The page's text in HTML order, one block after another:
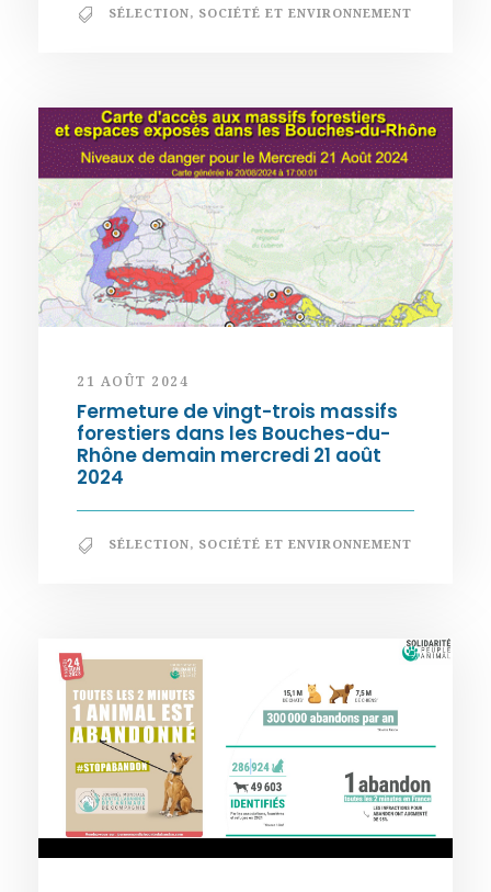
SÉLECTION, SOCIÉTÉ ET ENVIRONNEMENT
21 AOÛT 2024
Fermeture de vingt-trois massifs
forestiers dans les Bouches-du-
Rhône demain mercredi 21 août
2024
SÉLECTION, SOCIÉTÉ ET ENVIRONNEMENT